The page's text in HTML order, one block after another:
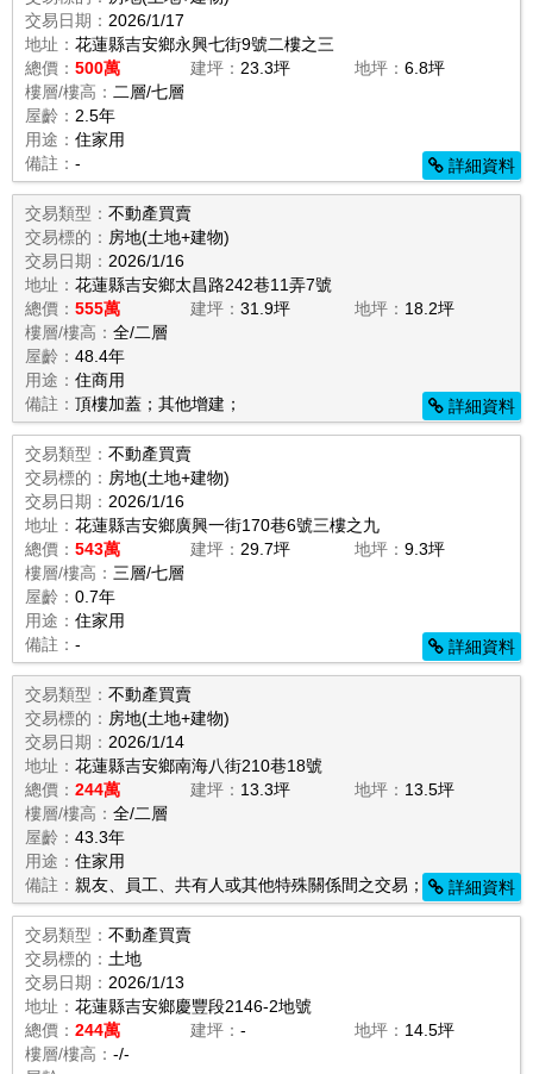
交易日期： 2026/1/17
地址： 花蓮縣吉安鄉永興七街9號二樓之三
總價： 500萬 建坪： 23.3坪 地坪：6.8坪
樓層/樓高： 二層/七層
屋齡： 2.5年
用途： 住家用
備註： - 詳細資料
交易類型： 不動產買賣
交易標的： 房地(土地+建物)
交易日期： 2026/1/16
地址： 花蓮縣吉安鄉太昌路242巷11弄7號
總價： 555萬 建坪： 31.9坪 地坪： 18.2坪
樓層/樓高： 全/二層
屋齡： 48.4年
用途： 住商用
備註： 頂樓加蓋；其他增建； 詳細資料
交易類型： 不動產買賣
交易標的： 房地(土地+建物)
交易日期： 2026/1/16
地址： 花蓮縣吉安鄉廣興一街170巷6號三樓之九
總價： 543萬 建坪： 29.7坪 地坪：9.3坪
樓層/樓高： 三層/七層
屋齡： 0.7年
用途： 住家用
備註： - 詳細資料
交易類型： 不動產買賣
交易標的： 房地(土地+建物)
交易日期： 2026/1/14
地址： 花蓮縣吉安鄉南海八街210巷18號
總價： 244萬 建坪： 13.3坪 地坪： 13.5坪
樓層/樓高： 全/二層
屋齡： 43.3年
用途： 住家用
備註： 親友、員工、共有人或其他特殊關係間之交易；頂樓加蓋；
詳細資料
交易類型： 不動產買賣
交易標的： 土地
交易日期： 2026/1/13
地址： 花蓮縣吉安鄉慶豐段2146-2地號
總價： 244萬 建坪： - 地坪： 14.5坪
樓層/樓高： -/-